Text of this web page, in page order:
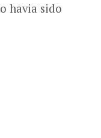
havia sido